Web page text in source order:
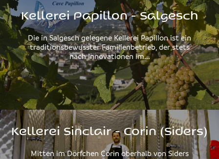
Kellerei Papillon - Salgesch
Die in Salgesch gelegene Kellerei Papillon ist ein
traditionsbewusster Familienbetrieb, der stets
nach Innovationen im...
Kellerei Sinclair - Corin (Siders)
Mitten im Dörfchen Corin oberhalb von Siders